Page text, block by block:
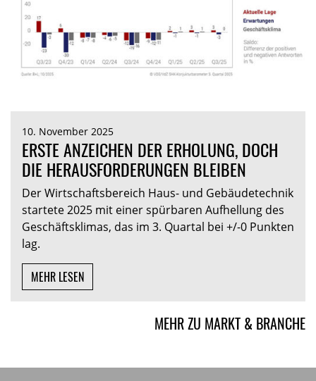
10. November 2025
ERSTE ANZEICHEN DER ERHOLUNG, DOCH
DIE HERAUSFORDERUNGEN BLEIBEN
Der Wirtschaftsbereich Haus- und Gebäudetechnik
startete 2025 mit einer spürbaren Aufhellung des
Geschäftsklimas, das im 3. Quartal bei +/-0 Punkten
lag.
MEHR LESEN
MEHR ZU MARKT & BRANCHE